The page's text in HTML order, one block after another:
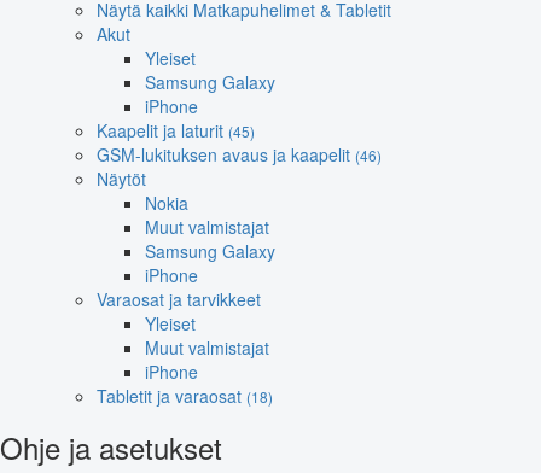
Näytä kaikki Matkapuhelimet & Tabletit
Akut
Yleiset
Samsung Galaxy
iPhone
Kaapelit ja laturit (45)
GSM-lukituksen avaus ja kaapelit (46)
Näytöt
Nokia
Muut valmistajat
Samsung Galaxy
iPhone
Varaosat ja tarvikkeet
Yleiset
Muut valmistajat
iPhone
Tabletit ja varaosat (18)
Ohje ja asetukset